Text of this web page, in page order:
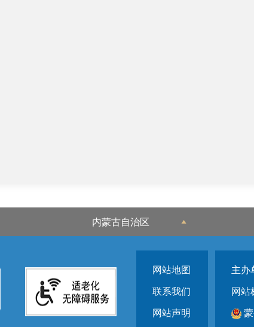
内蒙古自治区
网站地图
联系我们
网站声明
主办
网站